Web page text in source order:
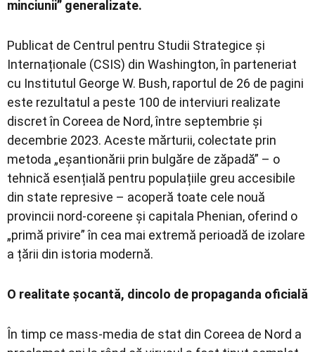
minciunii” generalizate.
Publicat de Centrul pentru Studii Strategice și
Internaționale (CSIS) din Washington, în parteneriat
cu Institutul George W. Bush, raportul de 26 de pagini
este rezultatul a peste 100 de interviuri realizate
discret în Coreea de Nord, între septembrie și
decembrie 2023. Aceste mărturii, colectate prin
metoda „eșantionării prin bulgăre de zăpadă” – o
tehnică esențială pentru populațiile greu accesibile
din state represive – acoperă toate cele nouă
provincii nord-coreene și capitala Phenian, oferind o
„primă privire” în cea mai extremă perioadă de izolare
a țării din istoria modernă.
O realitate șocantă, dincolo de propaganda oficială
În timp ce mass-media de stat din Coreea de Nord a